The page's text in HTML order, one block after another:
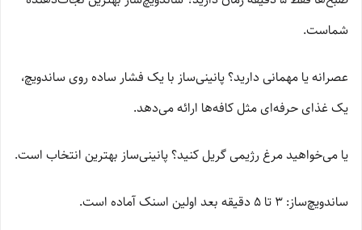
شماست.
عصرانه یا مهمانی دارید؟ پانینی‌ساز با یک فشار ساده روی ساندویچ،
یک غذای حرفه‌ای مثل کافه‌ها ارائه می‌دهد.
یا می‌خواهید مرغ رژیمی گریل کنید؟ پانینی‌ساز بهترین انتخاب است.
ساندویچ‌ساز: ۳ تا ۵ دقیقه بعد اولین اسنک آماده است.